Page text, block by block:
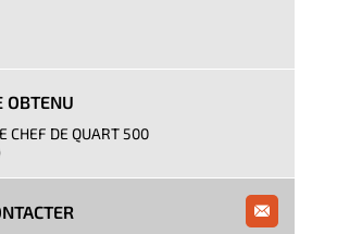
OBTENU
CHEF DE QUART 500